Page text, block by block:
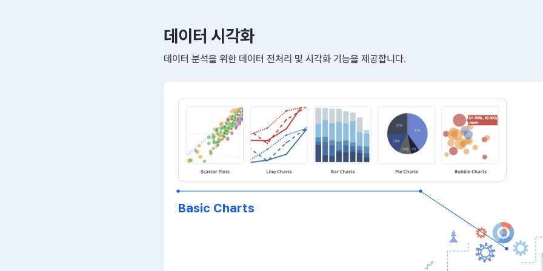
데이터 시각화
데이터 분석을 위한 데이터 전처리 및 시각화 기능을 제공합니다.
Basic Charts